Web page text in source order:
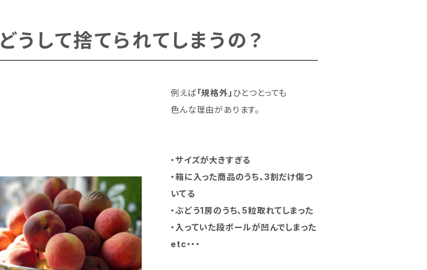
どうして捨てられてしまうの？
例えば「規格外」 ひとつとっても
色んな理由があります。
・サイズが大きすぎる
・箱に入った商品のうち、3割だけ傷つ
いてる
・ぶどう1房のうち、5粒取れてしまった
・入っていた段ボールが凹んでしまった
etc・・・